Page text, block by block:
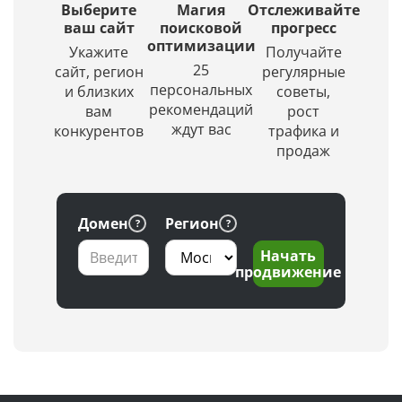
выбором
региона
заданной
глубине
проверки
создаст
красивое
и
уникальное
изображение.
Выберите
ваш сайт
Укажите
сайт, регион
и близких
вам
конкурентов
Магия
поисковой
оптимизации
25
персональных
рекомендаций
ждут вас
Отслеживайте
прогресс
Получайте
регулярные
советы,
рост
трафика и
продаж
Домен
Регион
Начать
продвижение